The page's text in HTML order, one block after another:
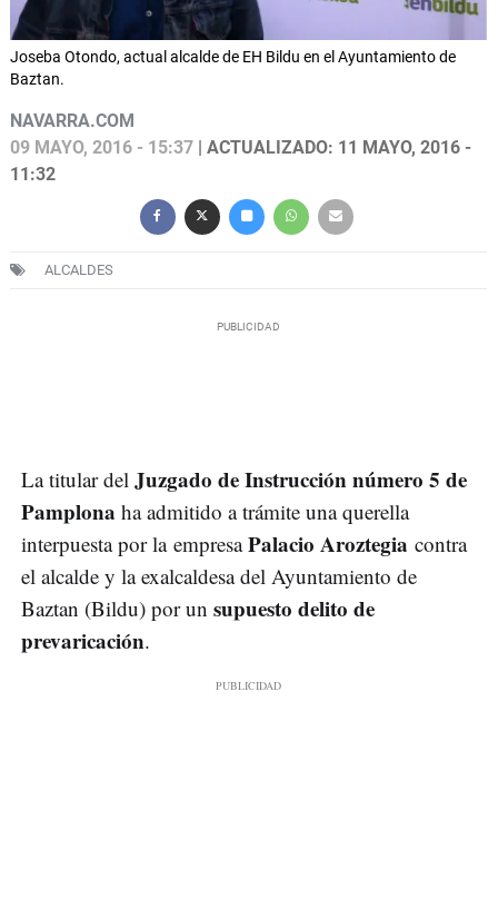
Joseba Otondo, actual alcalde de EH Bildu en el Ayuntamiento de
Baztan.
NAVARRA.COM
09 MAYO, 2016 - 15:37 | ACTUALIZADO: 11 MAYO, 2016 -
11:32
ALCALDES
La titular del Juzgado de Instrucción número 5 de
Pamplona ha admitido a trámite una querella
interpuesta por la empresaPalacio Aroztegia contra
el alcalde y la exalcaldesa del Ayuntamiento de
Baztan (Bildu) por un supuesto delito de
prevaricación.